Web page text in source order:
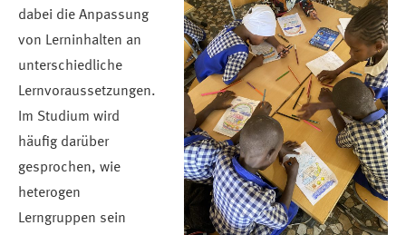
dabei die Anpassung
von Lerninhalten an
unterschiedliche
Lernvoraussetzungen.
Im Studium wird
häufig darüber
gesprochen, wie
heterogen
Lerngruppen sein